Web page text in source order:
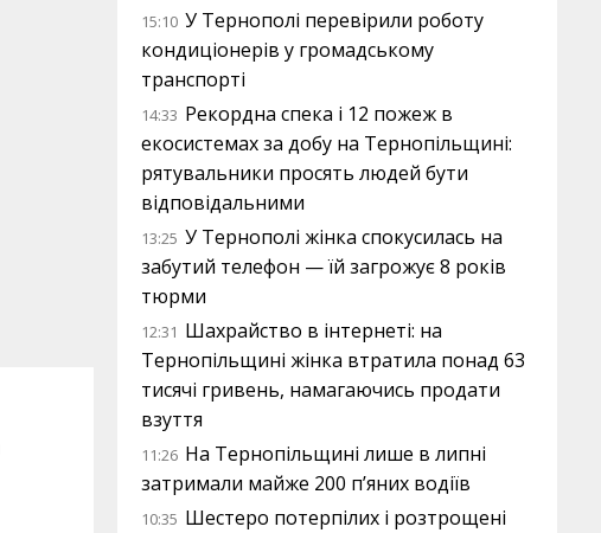
15:10 У Тернополі перевірили роботу
кондиціонерів у громадському
транспорті
14:33 Рекордна спека і 12 пожеж в
екосистемах за добу на Тернопільщині:
рятувальники просять людей бути
відповідальними
13:25 У Тернополі жінка спокусилась на
забутий телефон — їй загрожує 8 років
тюрми
12:31 Шахрайство в інтернеті: на
Тернопільщині жінка втратила понад 63
тисячі гривень, намагаючись продати
взуття
11:26 На Тернопільщині лише в липні
затримали майже 200 п’яних водіїв
10:35 Шестеро потерпілих і розтрощені